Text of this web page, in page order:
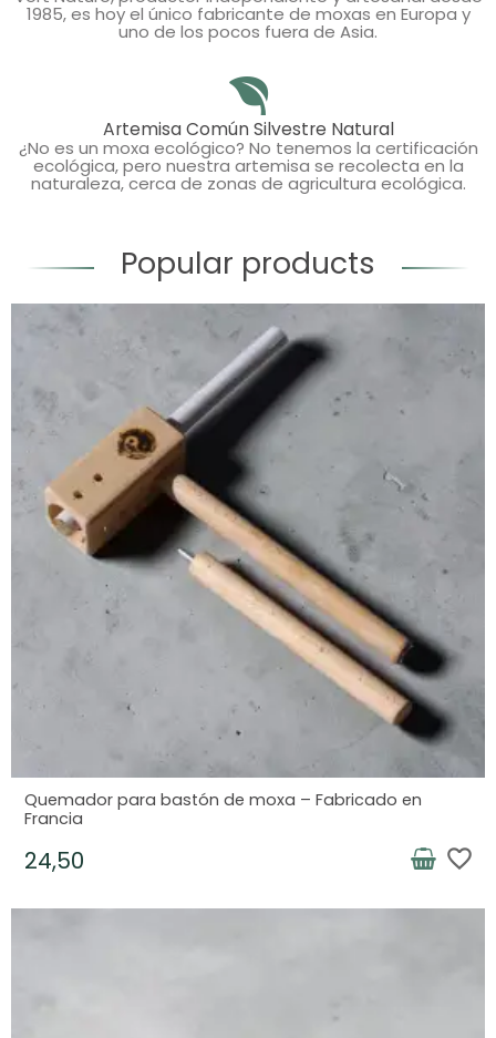
1985, es hoy el único fabricante de moxas en Europa y
uno de los pocos fuera de Asia.
Artemisa Común Silvestre Natural
¿No es un moxa ecológico? No tenemos la certificación
ecológica, pero nuestra artemisa se recolecta en la
naturaleza, cerca de zonas de agricultura ecológica.
Popular products
Quemador para bastón de moxa – Fabricado en
Francia
24,50 favorite_border